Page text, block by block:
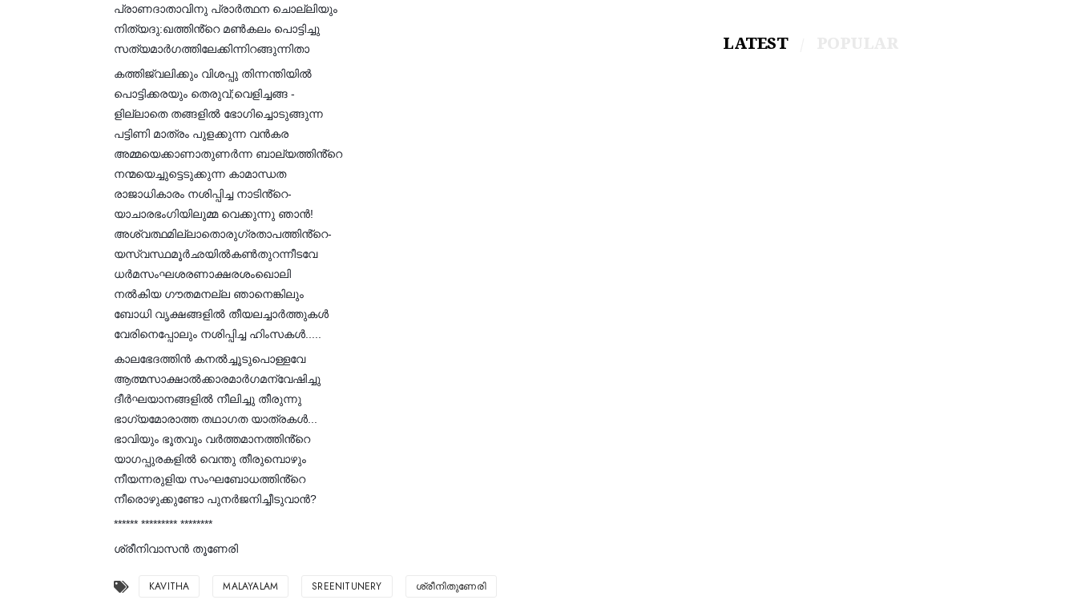
പ്രാണദാതാവിനു പ്രാർത്ഥന ചൊല്ലിയും
നിത്യദു:ഖത്തിൻ്റെ മൺകലം പൊട്ടിച്ചു
സത്യമാർഗത്തിലേക്കിന്നിറങ്ങുന്നിതാ
കത്തിജ്വലിക്കും വിശപ്പു തിന്നന്തിയിൽ
പൊട്ടിക്കരയും തെരുവ്;വെളിച്ചങ്ങ -
ളില്ലാതെ തങ്ങളിൽ ഭോഗിച്ചൊടുങ്ങുന്ന
പട്ടിണി മാത്രം പുളക്കുന്ന വൻകര
അമ്മയെക്കാണാതുണർന്ന ബാല്യത്തിൻ്റെ
നന്മയെച്ചുട്ടെടുക്കുന്ന കാമാന്ധത
രാജാധികാരം നശിപ്പിച്ച നാടിൻ്റെ-
യാചാരഭംഗിയിലുമ്മ വെക്കുന്നു ഞാൻ!
അശ്വത്ഥമില്ലാതൊരുഗ്രതാപത്തിൻ്റെ-
യസ്വസ്ഥമൂർഛയിൽകൺതുറന്നീടവേ
ധർമസംഘശരണാക്ഷരശംഖൊലി
നൽകിയ ഗൗതമനല്ല ഞാനെങ്കിലും
ബോധി വൃക്ഷങ്ങളിൽ തീയലച്ചാർത്തുകൾ
വേരിനെപ്പോലും നശിപ്പിച്ച ഹിംസകൾ.....
കാലഭേദത്തിൻ കനൽച്ചൂടുപൊള്ളവേ
ആത്മസാക്ഷാൽക്കാരമാർഗമന്വേഷിച്ചു
ദീർഘയാനങ്ങളിൽ നീലിച്ചു തീരുന്നു
ഭാഗ്യമോരാത്ത തഥാഗത യാത്രകൾ...
ഭാവിയും ഭൂതവും വർത്തമാനത്തിൻ്റെ
യാഗപ്പുരകളിൽ വെന്തു തീരുമ്പൊഴും
നീയന്നരുളിയ സംഘബോധത്തിൻ്റെ
നീരൊഴുക്കുണ്ടോ പുനർജനിച്ചീടുവാൻ?
****** ********* ********
ശ്രീനിവാസൻ തൂണേരി
KAVITHA MALAYALAM SREENITUNERY ശ്രീനിതുണേരി
LATEST